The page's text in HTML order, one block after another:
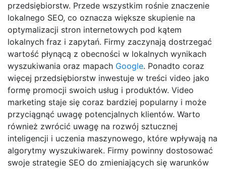
przedsiębiorstw. Przede wszystkim rośnie znaczenie
lokalnego SEO, co oznacza większe skupienie na
optymalizacji stron internetowych pod kątem
lokalnych fraz i zapytań. Firmy zaczynają dostrzegać
wartość płynącą z obecności w lokalnych wynikach
wyszukiwania oraz mapach Google. Ponadto coraz
więcej przedsiębiorstw inwestuje w treści video jako
formę promocji swoich usług i produktów. Video
marketing staje się coraz bardziej popularny i może
przyciągnąć uwagę potencjalnych klientów. Warto
również zwrócić uwagę na rozwój sztucznej
inteligencji i uczenia maszynowego, które wpływają na
algorytmy wyszukiwarek. Firmy powinny dostosować
swoje strategie SEO do zmieniających się warunków